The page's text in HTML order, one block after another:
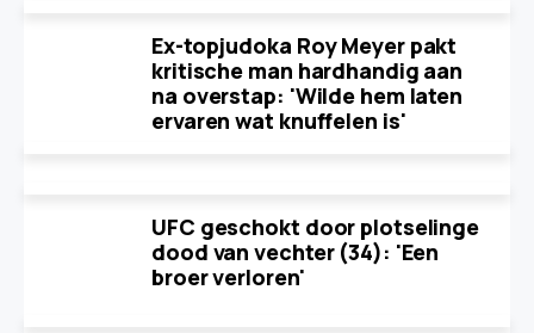
Ex-topjudoka Roy Meyer pakt
kritische man hardhandig aan
na overstap: 'Wilde hem laten
ervaren wat knuffelen is'
UFC geschokt door plotselinge
dood van vechter (34): 'Een
broer verloren'